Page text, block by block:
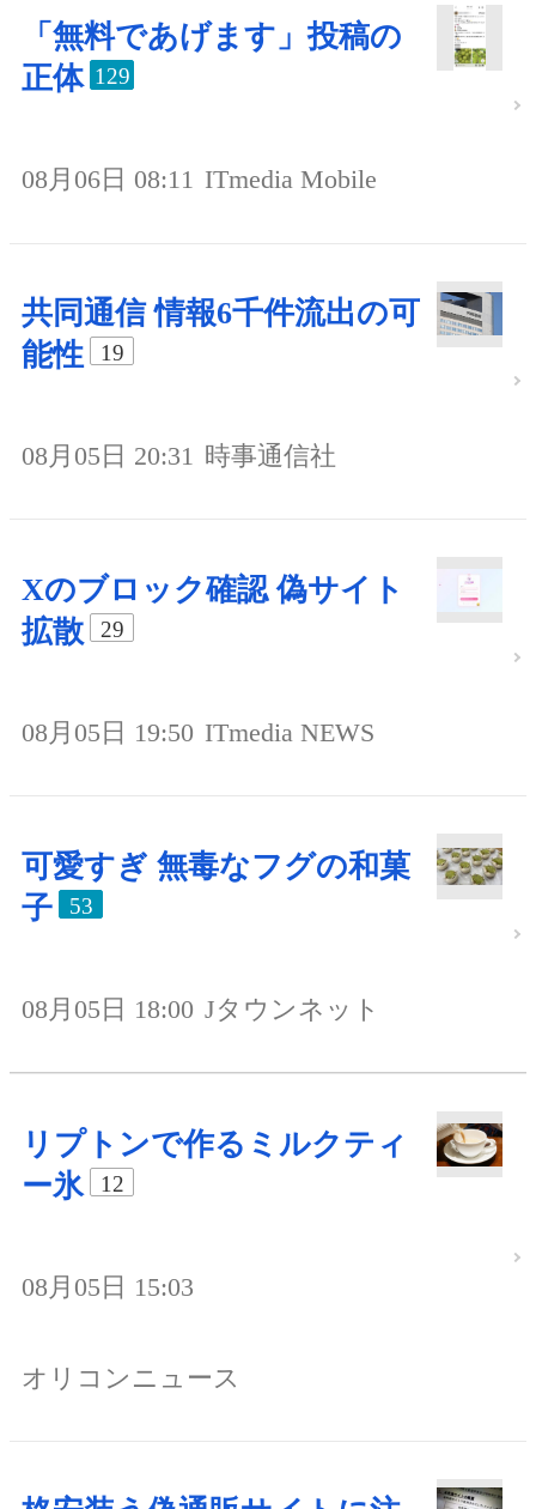
「無料であげます」投稿の
正体 129
08月06日 08:11 ITmedia Mobile
共同通信 情報6千件流出の可
能性
19
08月05日 20:31 時事通信社
Xのブロック確認 偽サイト
拡散
29
08月05日 19:50 ITmedia NEWS
可愛すぎ 無毒なフグの和菓
子
53
08月05日 18:00 Jタウンネット
リプトンで作るミルクティ
ー氷
12
08月05日 15:03
オリコンニュース